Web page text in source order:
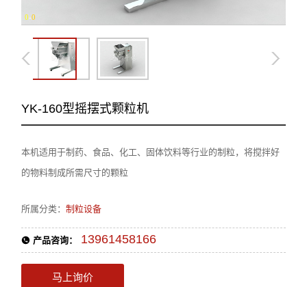
0-0
YK-160型摇摆式颗粒机
本机适用于制药、食品、化工、固体饮料等行业的制粒，将搅拌好
的物料制成所需尺寸的颗粒
所属分类：制粒设备
产品咨询： 13961458166
马上询价